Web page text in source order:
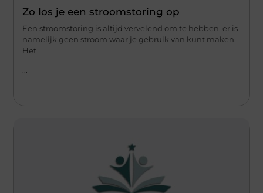
Zo los je een stroomstoring op
Een stroomstoring is altijd vervelend om te hebben, er is
namelijk geen stroom waar je gebruik van kunt maken.
Het